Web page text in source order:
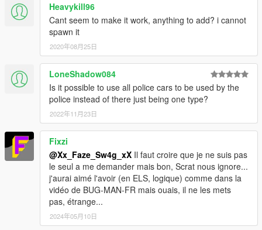
Heavykill96
Cant seem to make it work, anything to add? i cannot
spawn it
2020年08月25日
LoneShadow084
Is it possible to use all police cars to be used by the
police instead of there just being one type?
2022年11月23日
Fixzi
@Xx_Faze_Sw4g_xX Il faut croire que je ne suis pas
le seul a me demander mais bon, Scrat nous ignore...
j'aurai aimé l'avoir (en ELS, logique) comme dans la
vidéo de BUG-MAN-FR mais ouais, il ne les mets
pas, étrange...
2024年05月10日